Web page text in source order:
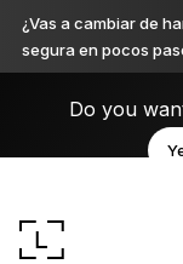
¿Vas a cambiar de
segura en pocos
Do you